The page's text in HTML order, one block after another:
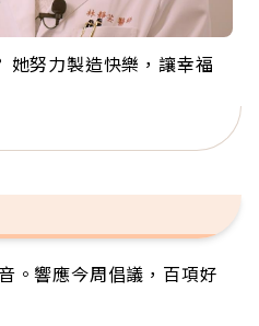
她努力製造快樂，讓幸福
灣奉獻36年 「台灣是我
」
灣找快樂！「蛋黃哥小
爺奶：退休後才開始真
為全球最年長羽球選
「這個」
阿伯拉小提琴還登上小
。響應今周倡議，百項好